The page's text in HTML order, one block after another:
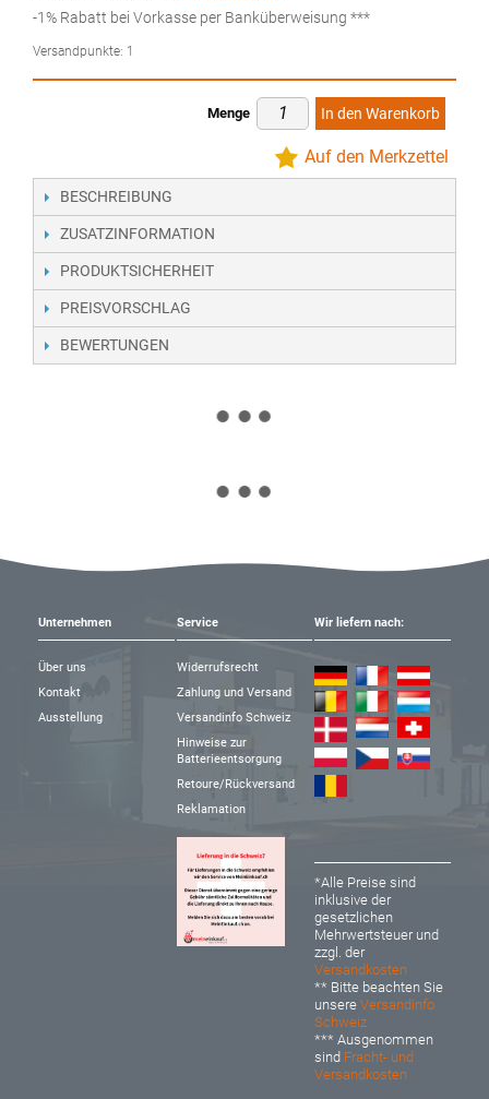
-1% Rabatt bei Vorkasse per Banküberweisung ***
Versandpunkte: 1
Menge In den Warenkorb
Auf den Merkzettel
BESCHREIBUNG
ZUSATZINFORMATION
PRODUKTSICHERHEIT
PREISVORSCHLAG
BEWERTUNGEN
Unternehmen
Über uns
Kontakt
Ausstellung
Service
Widerrufsrecht
Zahlung und Versand
Versandinfo Schweiz
Hinweise zur
Batterieentsorgung
Retoure/Rückversand
Reklamation
Wir liefern nach:
*Alle Preise sind
inklusive der
gesetzlichen
Mehrwertsteuer und
zzgl. der
Versandkosten
** Bitte beachten Sie
unsereVersandinfo
Schweiz
*** Ausgenommen
sind Fracht- und
Versandkosten